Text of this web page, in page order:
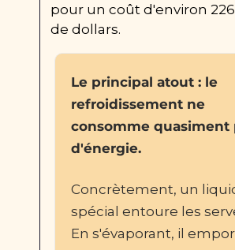
pour un coût d'environ
de dollars.
Le principal atout : le
refroidissement ne
consomme quasiment
d'énergie.
Concrètement, un
spécial entoure les
En s'évaporant, il